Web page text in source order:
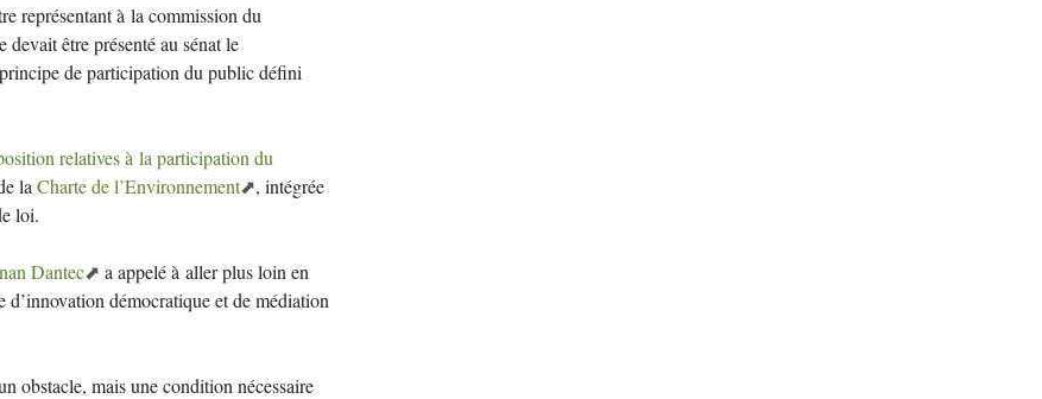
représentant à la commission du
être présenté au sénat le
de participation du public défini
relatives à la participation du
la Charte de l’Environnement
, intégrée
loi.
Dantec
a appelé à aller plus loin en
d’innovation démocratique et de médiation
obstacle, mais une condition nécessaire